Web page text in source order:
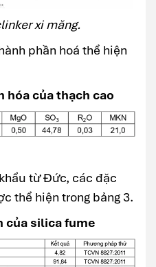
xi măng.
phần hoá thể hiện
hóa của thạch cao
từ Đức, các đặc
thể hiện trong bảng 3.
của silica fume